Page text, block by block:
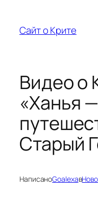
содержимому
Сайт о Крите
Видео о
«Ханья —
Старый
НаписаноGoalexaв